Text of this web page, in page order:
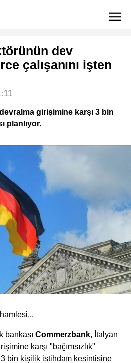
dev
çalışanını işten
girişimine karşı 3 bin
planlıyor.
bankası Commerzbank, İtalyan
karşı "bağımsızlık"
bin kişilik istihdam kesintisine